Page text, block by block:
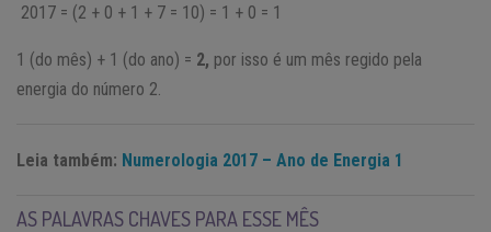
2017 = (2 + 0 + 1 + 7 = 10) = 1 + 0 = 1
1 (do mês) + 1 (do ano) = 2, por isso é um mês regido pela
energia do número 2.
Leia também: Numerologia 2017 – Ano de Energia 1
AS PALAVRAS CHAVES PARA ESSE MÊS